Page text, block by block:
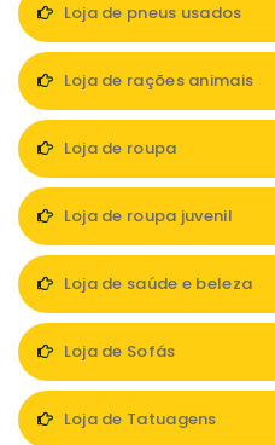
Loja de pneus usados
Loja de rações animais
Loja de roupa
Loja de roupa juvenil
Loja de saúde e beleza
Loja de Sofás
Loja de Tatuagens